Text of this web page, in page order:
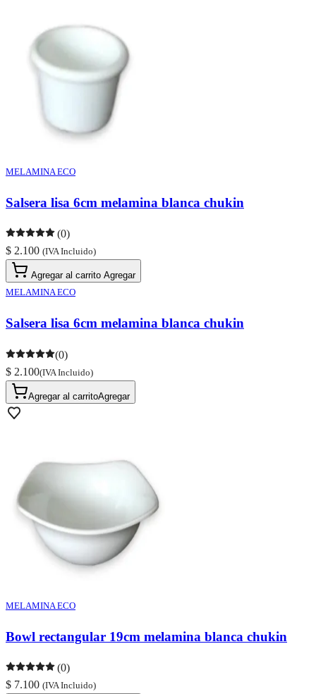
MELAMINA ECO
Salsera lisa 6cm melamina blanca chukin
(0)
$ 2.100 (IVA Incluido)
Agregar al carrito Agregar
MELAMINA ECO
Salsera lisa 6cm melamina blanca chukin
(0)
$ 2.100(IVA Incluido)
Agregar al carritoAgregar
MELAMINA ECO
Bowl rectangular 19cm melamina blanca chukin
(0)
$ 7.100 (IVA Incluido)